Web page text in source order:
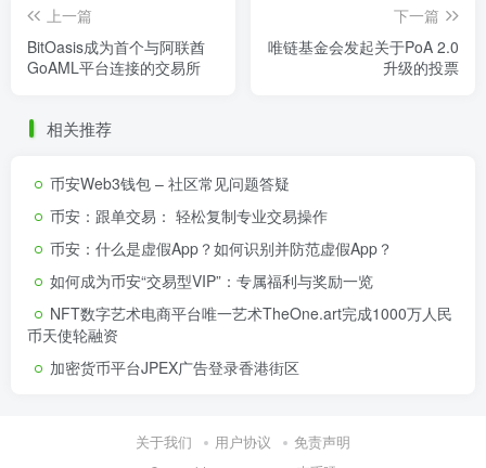
上一篇
BitOasis成为首个与阿联酋
GoAML平台连接的交易所
下一篇
唯链基金会发起关于PoA 2.0
升级的投票
相关推荐
币安Web3钱包 – 社区常见问题答疑
币安：跟单交易： 轻松复制专业交易操作
币安：什么是虚假App？如何识别并防范虚假App？
如何成为币安“交易型VIP”：专属福利与奖励一览
NFT数字艺术电商平台唯一艺术TheOne.art完成1000万人民
币天使轮融资
加密货币平台JPEX广告登录香港街区
关于我们 用户协议 免责声明